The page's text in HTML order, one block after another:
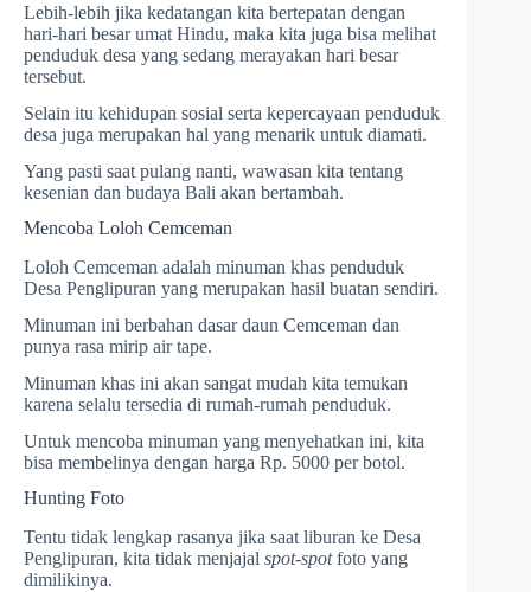
Lebih-lebih jika kedatangan kita bertepatan dengan
hari-hari besar umat Hindu, maka kita juga bisa melihat
penduduk desa yang sedang merayakan hari besar
tersebut.
Selain itu kehidupan sosial serta kepercayaan penduduk
desa juga merupakan hal yang menarik untuk diamati.
Yang pasti saat pulang nanti, wawasan kita tentang
kesenian dan budaya Bali akan bertambah.
Mencoba Loloh Cemceman
Loloh Cemceman adalah minuman khas penduduk
Desa Penglipuran yang merupakan hasil buatan sendiri.
Minuman ini berbahan dasar daun Cemceman dan
punya rasa mirip air tape.
Minuman khas ini akan sangat mudah kita temukan
karena selalu tersedia di rumah-rumah penduduk.
Untuk mencoba minuman yang menyehatkan ini, kita
bisa membelinya dengan harga Rp. 5000 per botol.
Hunting Foto
Tentu tidak lengkap rasanya jika saat liburan ke Desa
Penglipuran, kita tidak menjajal spot-spotfoto yang
dimilikinya.